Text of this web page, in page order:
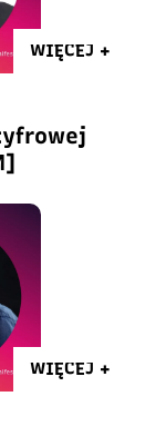
WIĘCEJ +
WIĘCEJ +